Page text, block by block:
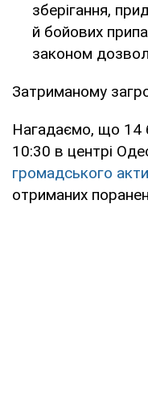
зберігання,
й бойових
законом
Затриманому
Нагадаємо, що 14
10:30 в центрі
громадського
отриманих